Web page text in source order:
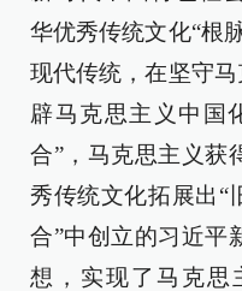
华优秀传统文化“根
现代传统，在坚守
辟马克思主义中国
合”，马克思主义获
秀传统文化拓展出“
合”中创立的习近平
想，实现了马克思